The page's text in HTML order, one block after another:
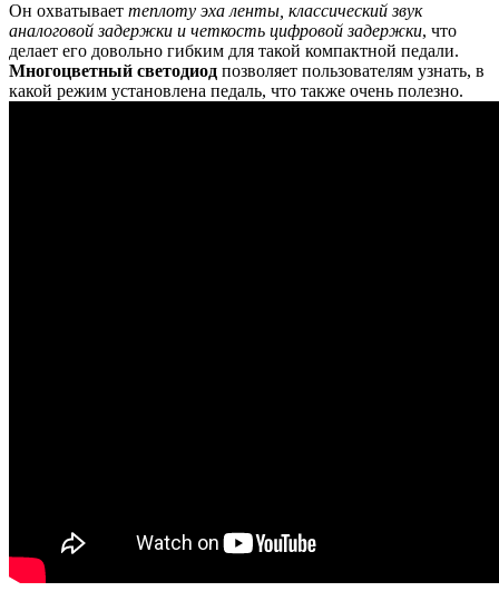
Он охватывает теплоту эха ленты, классический звук
аналоговой задержки и четкость цифровой задержки, что
делает его довольно гибким для такой компактной педали.
Многоцветный светодиод позволяет пользователям узнать, в
какой режим установлена педаль, что также очень полезно.